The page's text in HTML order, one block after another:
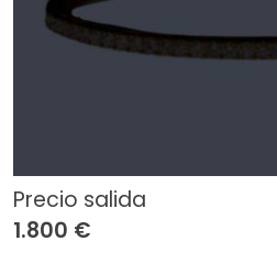
Precio salida
1.800 €